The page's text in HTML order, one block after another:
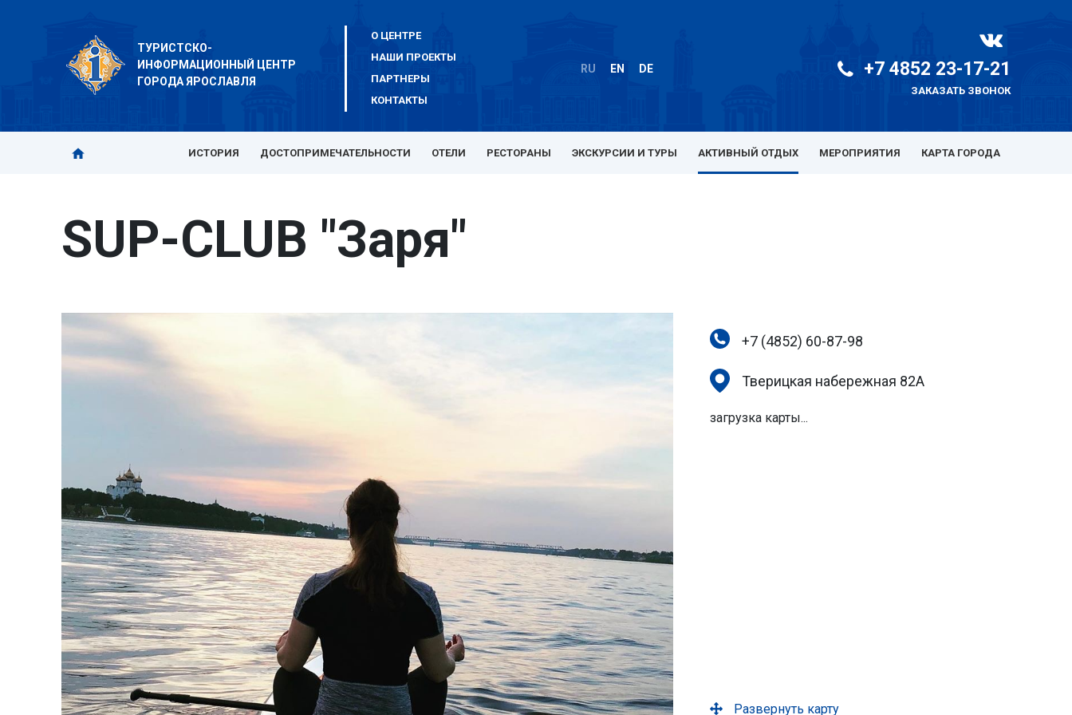
ТУРИСТСКО-
ИНФОРМАЦИОННЫЙ ЦЕНТР
ГОРОДА ЯРОСЛАВЛЯ
О ЦЕНТРЕ
НАШИ ПРОЕКТЫ
ПАРТНЕРЫ
КОНТАКТЫ
RU EN DE +7 4852 23-17-21
ЗАКАЗАТЬ ЗВОНОК
ИСТОРИЯ ДОСТОПРИМЕЧАТЕЛЬНОСТИ ОТЕЛИ РЕСТОРАНЫ ЭКСКУРСИИ И ТУРЫ АКТИВНЫЙ ОТДЫХ МЕРОПРИЯТИЯ КАРТА ГОРОДА
SUP-CLUB "Заря"
+7 (4852) 60-87-98
Тверицкая набережная 82А
загрузка карты...
Развернуть карту